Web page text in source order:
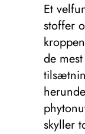
Et
stoffer
de
skyller